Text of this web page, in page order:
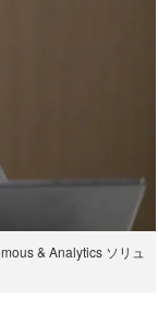
& Analytics ソリュ